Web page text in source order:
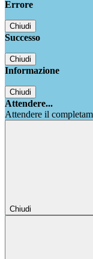
Errore
Chiudi
Successo
Chiudi
Informazione
Chiudi
Attendere...
Attendere il
Chiudi